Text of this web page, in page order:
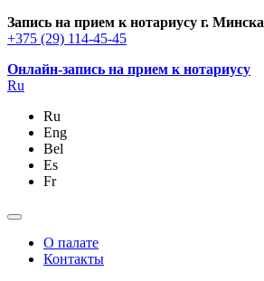
Запись на прием к нотариусу г. Минска
+375 (29) 114-45-45
Онлайн-запись на прием к нотариусу
Ru
Ru
Eng
Bel
Es
Fr
О палате
Контакты